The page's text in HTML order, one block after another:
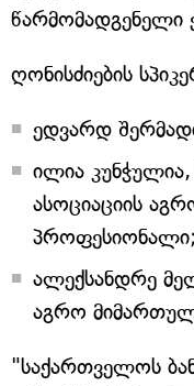
წარმომადგენელი
ღონისძიების
ედვარდ
ილია
ასოციაციის
პროფესიონალი;
ალექსანდრე
აგრო
"საქართველოს